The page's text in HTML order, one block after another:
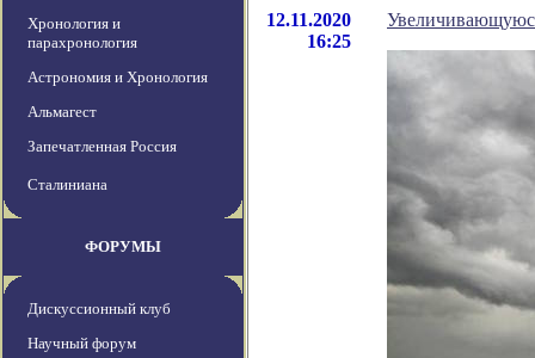
Хронология и
парахронология
Астрономия и Хронология
Альмагест
Запечатленная Россия
Сталиниана
ФОРУМЫ
Дискуссионный клуб
Научный форум
12.11.2020
16:25